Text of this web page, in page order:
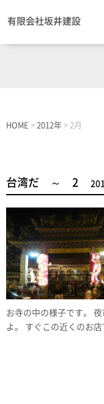
有限会社坂井建設
HOME > 2012年 > 2月
台湾だ ～ 2
お寺の中の様子です。
よ。 すぐこの近くのお